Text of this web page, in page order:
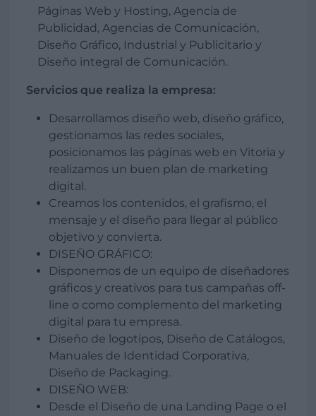
Páginas Web y Hosting, Agencia de
Publicidad, Agencias de Comunicación,
Diseño Gráfico, Industrial y Publicitario y
Diseño integral de Comunicación.
Servicios que realiza la empresa:
Desarrollamos diseño web, diseño gráfico,
gestionamos las redes sociales,
posicionamos las páginas web en Vitoria y
realizamos un buen plan de marketing
digital.
Creamos los contenidos, el grafismo, el
mensaje y el diseño para llegar al público
objetivo y convierta.
DISEÑO GRÁFICO:
Disponemos de un equipo de diseñadores
gráficos y creativos para tus campañas off-
line o como complemento del marketing
digital para tu empresa.
Diseño de logotipos, Diseño de Catálogos,
Manuales de Identidad Corporativa,
Diseño de Packaging.
DISEÑO WEB:
Desde el Diseño de una Landing Page o el